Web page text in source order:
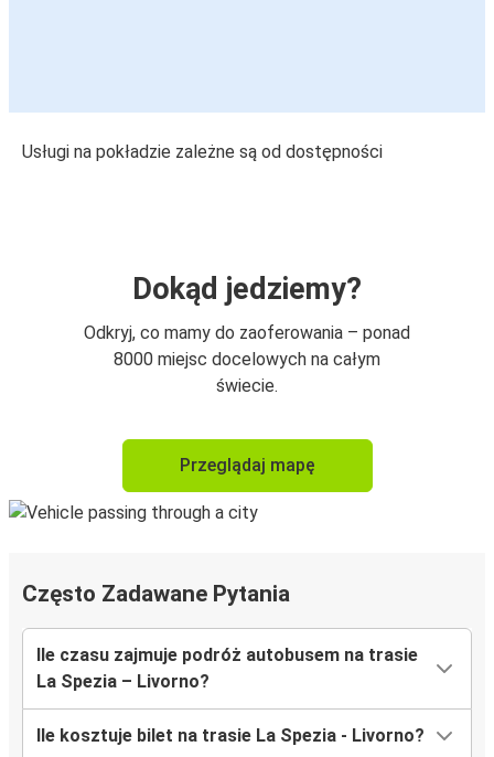
Usługi na pokładzie zależne są od dostępności
Dokąd jedziemy?
Odkryj, co mamy do zaoferowania – ponad
8000 miejsc docelowych na całym
świecie.
Przeglądaj mapę
Często Zadawane Pytania
Ile czasu zajmuje podróż autobusem na trasie
La Spezia – Livorno?
Ile kosztuje bilet na trasie La Spezia - Livorno?